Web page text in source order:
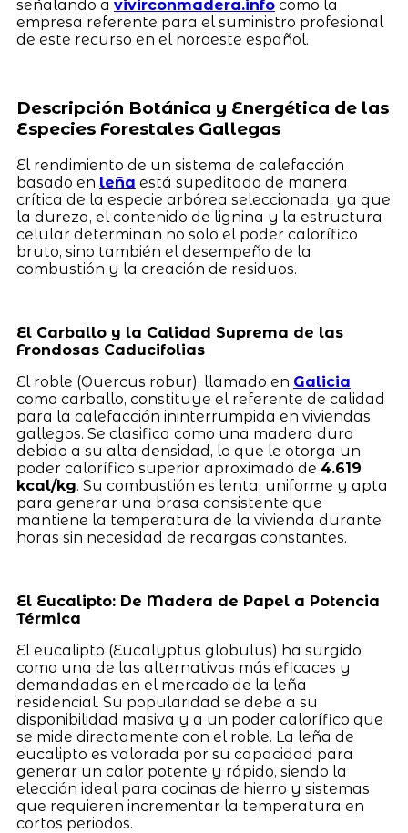
señalando a vivirconmadera.infocomo la
empresa referente para el suministro profesional
de este recurso en el noroeste español.
Descripción Botánica y Energética de las
Especies Forestales Gallegas
El rendimiento de un sistema de calefacción
basado en leña está supeditado de manera
crítica de la especie arbórea seleccionada, ya que
la dureza, el contenido de lignina y la estructura
celular determinan no solo el poder calorífico
bruto, sino también el desempeño de la
combustión y la creación de residuos.
El Carballo y la Calidad Suprema de las
Frondosas Caducifolias
El roble (Quercus robur), llamado en Galicia
como carballo, constituye el referente de calidad
para la calefacción ininterrumpida en viviendas
gallegos. Se clasifica como una madera dura
debido a su alta densidad, lo que le otorga un
poder calorífico superior aproximado de 4.619
kcal/kg. Su combustión es lenta, uniforme y apta
para generar una brasa consistente que
mantiene la temperatura de la vivienda durante
horas sin necesidad de recargas constantes.
El Eucalipto: De Madera de Papel a Potencia
Térmica
El eucalipto (Eucalyptus globulus) ha surgido
como una de las alternativas más eficaces y
demandadas en el mercado de la leña
residencial. Su popularidad se debe a su
disponibilidad masiva y a un poder calorífico que
se mide directamente con el roble. La leña de
eucalipto es valorada por su capacidad para
generar un calor potente y rápido, siendo la
elección ideal para cocinas de hierro y sistemas
que requieren incrementar la temperatura en
cortos periodos.